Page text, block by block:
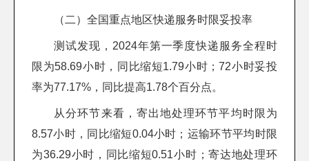
（二）全国重点地区快递服务时限妥投率
测试发现，2024年第一季度快递服务全程时
限为58.69小时，同比缩短1.79小时；72小时妥投
率为77.17%，同比提高1.78个百分点。
从分环节来看，寄出地处理环节平均时限为
8.57小时，同比缩短0.04小时；运输环节平均时限
为36.29小时，同比缩短0.51小时；寄达地处理环